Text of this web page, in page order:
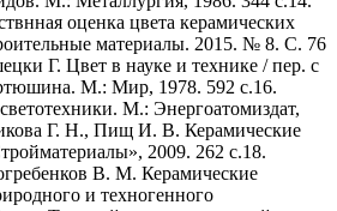
оценка цвета керамических
материалы. 2015. № 8. С. 76
Г. Цвет в науке и технике / пер. с
М.: Мир, 1978. 592 с.16.
М.: Энергоатомиздат,
Г. Н., Пищ И. В. Керамические
2009. 262 с.18.
В. М. Керамические
и техногенного